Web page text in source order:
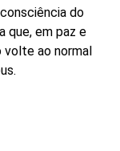
do
que, em paz e
volte ao normal